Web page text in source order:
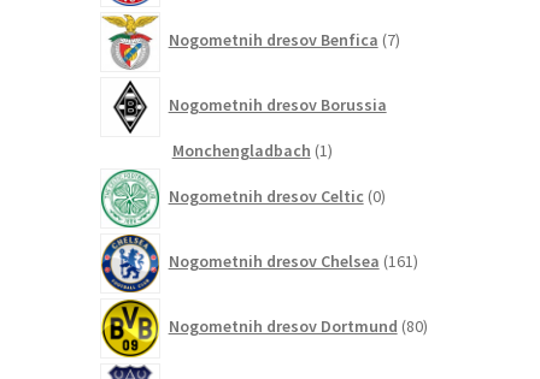
Nogometnih dresov Benfica 7izdelkov
Nogometnih dresov Borussia
Monchengladbach 11
Nogometnih dresov Celtic 0izdelkov
Nogometnih dresov Chelsea 161izdelkov
Nogometnih dresov Dortmund 80izdelkov